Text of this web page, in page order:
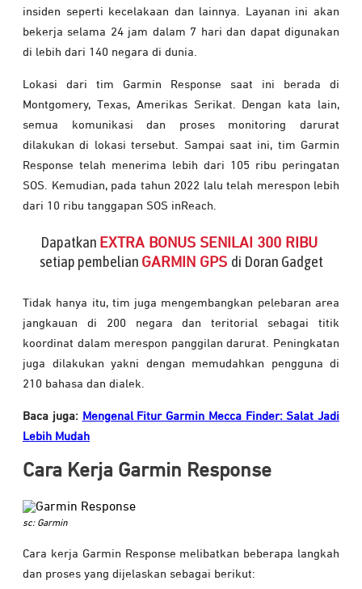
insiden seperti kecelakaan dan lainnya. Layanan ini akan
bekerja selama 24 jam dalam 7 hari dan dapat digunakan
di lebih dari 140 negara di dunia.
Lokasi dari tim Garmin Response saat ini berada di
Montgomery, Texas, Amerikas Serikat. Dengan kata lain,
semua komunikasi dan proses monitoring darurat
dilakukan di lokasi tersebut. Sampai saat ini, tim Garmin
Response telah menerima lebih dari 105 ribu peringatan
SOS. Kemudian, pada tahun 2022 lalu telah merespon lebih
dari 10 ribu tanggapan SOS inReach.
Dapatkan EXTRA BONUS SENILAI 300 RIBU
setiap pembelian GARMIN GPS di Doran Gadget
Tidak hanya itu, tim juga mengembangkan pelebaran area
jangkauan di 200 negara dan teritorial sebagai titik
koordinat dalam merespon panggilan darurat. Peningkatan
juga dilakukan yakni dengan memudahkan pengguna di
210 bahasa dan dialek.
Baca juga: Mengenal Fitur Garmin Mecca Finder: Salat Jadi
Lebih Mudah
Cara Kerja Garmin Response
sc: Garmin
Cara kerja Garmin Response melibatkan beberapa langkah
dan proses yang dijelaskan sebagai berikut: